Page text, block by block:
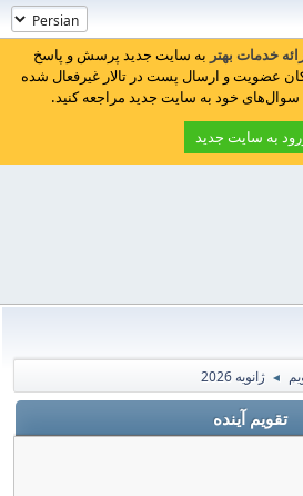
خدمات بهتر به سایت جدید پرسش و پاسخ
عضویت و ارسال پست در تالار غیرفعال شده
خود به سایت جدید مراجعه کنید.
به سایت جدید
◄ ژانویه 2026
تقویم آینده